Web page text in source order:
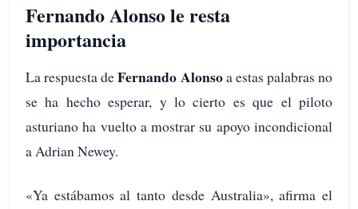
Fernando Alonso le resta
importancia
La respuesta deFernando Alonsoa estas palabras no
se ha hecho esperar, y lo cierto es que el piloto
asturiano ha vuelto a mostrar su apoyo incondicional
a Adrian Newey.
«Ya estábamos al tanto desde Australia», afirma el